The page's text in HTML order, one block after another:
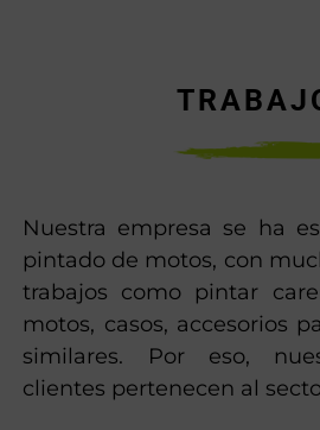
Nuestra empresa se ha
pintado de motos, con
trabajos como pintar
motos, casos, accesorios
similares. Por eso,
clientes pertenecen al